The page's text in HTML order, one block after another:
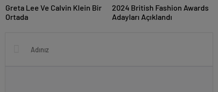
Greta Lee Ve Calvin Klein Bir
Ortada
2024 British Fashion Awards
Adayları Açıklandı